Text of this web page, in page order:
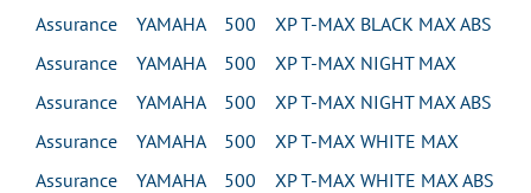
Assurance YAMAHA 500 XP T-MAX BLACK MAX ABS
Assurance YAMAHA 500 XP T-MAX NIGHT MAX
Assurance YAMAHA 500 XP T-MAX NIGHT MAX ABS
Assurance YAMAHA 500 XP T-MAX WHITE MAX
Assurance YAMAHA 500 XP T-MAX WHITE MAX ABS